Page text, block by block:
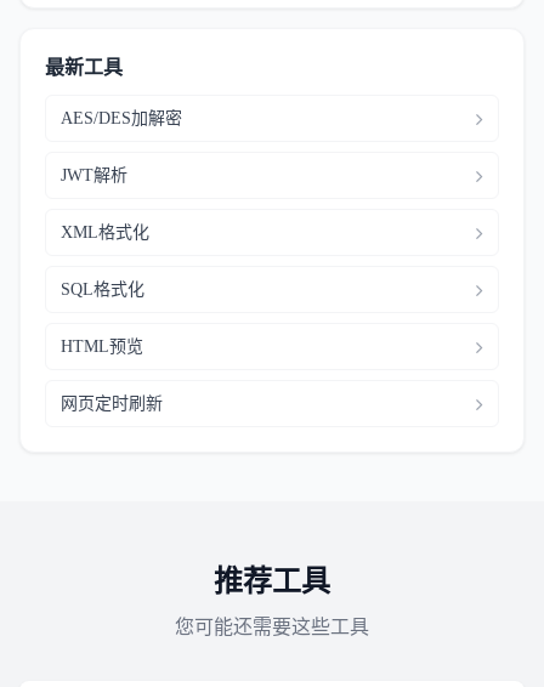
最新工具
AES/DES加解密
JWT解析
XML格式化
SQL格式化
HTML预览
网页定时刷新
推荐工具
您可能还需要这些工具